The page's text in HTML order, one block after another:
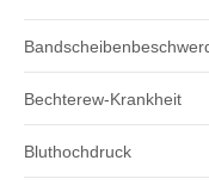
Bechterew-Krankheit
Bluthochdruck